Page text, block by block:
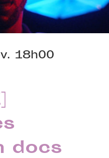
18h00
docs